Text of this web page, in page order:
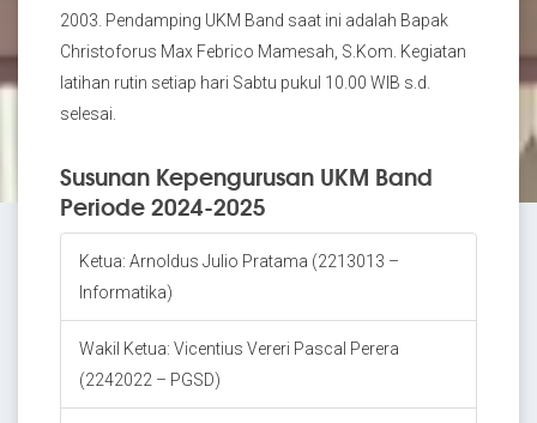
2003. Pendamping UKM Band saat ini adalah Bapak
Christoforus Max Febrico Mamesah, S.Kom. Kegiatan
latihan rutin setiap hari Sabtu pukul 10.00 WIB s.d.
selesai.
Susunan Kepengurusan UKM Band
Periode 2024-2025
Ketua: Arnoldus Julio Pratama (2213013 –
Informatika)
Wakil Ketua: Vicentius Vereri Pascal Perera
(2242022 – PGSD)